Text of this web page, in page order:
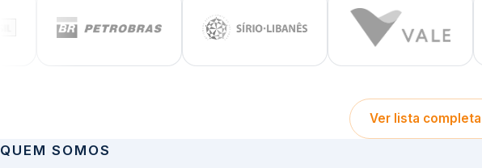
Ver lista
QUEM SOMOS